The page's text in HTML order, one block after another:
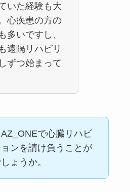
いた経験も大
心疾患の方の
多いですし、
遠隔リハビリ
ずつ始まって
で心臓リハビ
ョンを請け負うことが
ょうか。